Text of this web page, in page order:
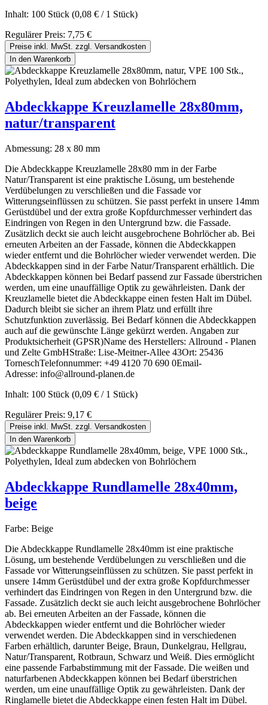
Inhalt: 100 Stück (0,08 € / 1 Stück)
Regulärer Preis: 7,75 €
Preise inkl. MwSt. zzgl. Versandkosten
In den Warenkorb
Abdeckkappe Kreuzlamelle 28x80mm,
natur/transparent
Abmessung: 28 x 80 mm
Die Abdeckkappe Kreuzlamelle 28x80 mm in der Farbe
Natur/Transparent ist eine praktische Lösung, um bestehende
Verdübelungen zu verschließen und die Fassade vor
Witterungseinflüssen zu schützen. Sie passt perfekt in unsere 14mm
Gerüstdübel und der extra große Kopfdurchmesser verhindert das
Eindringen von Regen in den Untergrund bzw. die Fassade.
Zusätzlich deckt sie auch leicht ausgebrochene Bohrlöcher ab. Bei
erneuten Arbeiten an der Fassade, können die Abdeckkappen
wieder entfernt und die Bohrlöcher wieder verwendet werden. Die
Abdeckkappen sind in der Farbe Natur/Transparent erhältlich. Die
Abdeckkappen können bei Bedarf passend zur Fassade überstrichen
werden, um eine unauffällige Optik zu gewährleisten. Dank der
Kreuzlamelle bietet die Abdeckkappe einen festen Halt im Dübel.
Dadurch bleibt sie sicher an ihrem Platz und erfüllt ihre
Schutzfunktion zuverlässig. Bei Bedarf können die Abdeckkappen
auch auf die gewünschte Länge gekürzt werden. Angaben zur
Produktsicherheit (GPSR)Name des Herstellers: Allround - Planen
und Zelte GmbHStraße: Lise-Meitner-Allee 43Ort: 25436
TorneschTelefonnummer: +49 4120 70 690 0Email-
Adresse: info@allround-planen.de
Inhalt: 100 Stück (0,09 € / 1 Stück)
Regulärer Preis: 9,17 €
Preise inkl. MwSt. zzgl. Versandkosten
In den Warenkorb
Abdeckkappe Rundlamelle 28x40mm,
beige
Farbe: Beige
Die Abdeckkappe Rundlamelle 28x40mm ist eine praktische
Lösung, um bestehende Verdübelungen zu verschließen und die
Fassade vor Witterungseinflüssen zu schützen. Sie passt perfekt in
unsere 14mm Gerüstdübel und der extra große Kopfdurchmesser
verhindert das Eindringen von Regen in den Untergrund bzw. die
Fassade. Zusätzlich deckt sie auch leicht ausgebrochene Bohrlöcher
ab. Bei erneuten Arbeiten an der Fassade, können die
Abdeckkappen wieder entfernt und die Bohrlöcher wieder
verwendet werden. Die Abdeckkappen sind in verschiedenen
Farben erhältlich, darunter Beige, Braun, Dunkelgrau, Hellgrau,
Natur/Transparent, Rotbraun, Schwarz und Weiß. Dies ermöglicht
eine passende Farbabstimmung mit der Fassade. Die weißen und
naturfarbenen Abdeckkappen können bei Bedarf überstrichen
werden, um eine unauffällige Optik zu gewährleisten. Dank der
Ringlamelle bietet die Abdeckkappe einen festen Halt im Dübel.